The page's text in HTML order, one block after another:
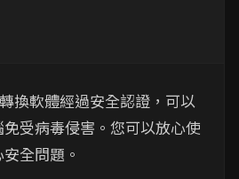
換軟體經過安全認證，可以
受病毒侵害。您可以放心使
全問題。